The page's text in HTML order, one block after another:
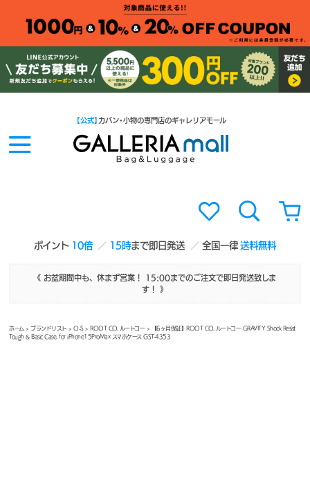
ポイント 10倍 15時まで即日発送 全国一律送料無料
【公式】 カバン・小物の専門店のギャレリアモール
《 お盆期間中も、休まず営業！ 15:00までのご注文で即日発送致しま
す！ 》
ホーム >ブランドリスト >O-S> ROOT CO. ルートコー> 【6ヶ月保証】ROOT CO. ルートコー GRAVITY Shock Resist
Tough & Basic Case. for iPhone15ProMax スマホケース GST-4353